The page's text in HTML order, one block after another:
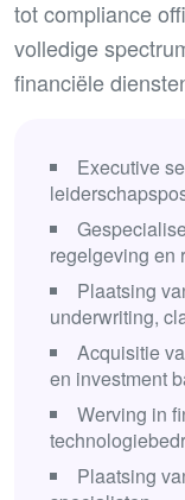
tot compliance
volledige
financiële
Executive
regelgeving en
Plaatsing
underwriting,
Acquisitie
en investment
Werving in
Plaatsing